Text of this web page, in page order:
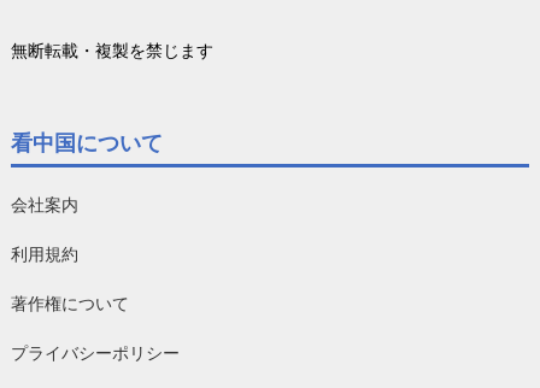
無断転載・複製を禁じます
看中国について
会社案内
利用規約
著作権について
プライバシーポリシー